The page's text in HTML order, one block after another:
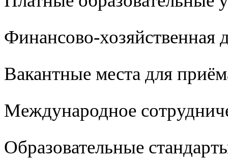
Финансово-хозяйственная
Вакантные места для
Международное
Образовательные